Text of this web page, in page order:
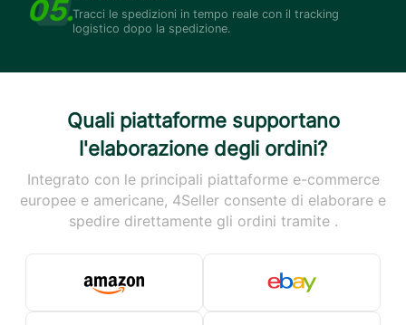
Tracci le spedizioni in tempo reale con il tracking
logistico dopo la spedizione.
Quali piattaforme supportano
l'elaborazione degli ordini?
Integrato con le principali piattaforme e-commerce
europee e americane, 4Seller consente di elaborare e
spedire direttamente gli ordini tramite .